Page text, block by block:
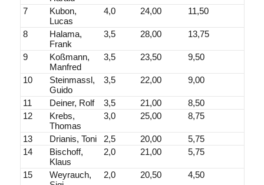
7
Kubon,
Lucas
4,0 24,00 11,50
8
Halama,
Frank
3,5 28,00 13,75
9
Koßmann,
Manfred
3,5 23,50 9,50
10
Steinmassl,
Guido
3,5 22,00 9,00
11 Deiner, Rolf 3,5 21,00
8,50
12
Krebs,
Thomas
3,0 25,00 8,75
13 Drianis, Toni 2,5 20,00
5,75
14
Bischoff,
Klaus
2,0 21,00 5,75
15
Weyrauch,
2,0 20,50 4,50